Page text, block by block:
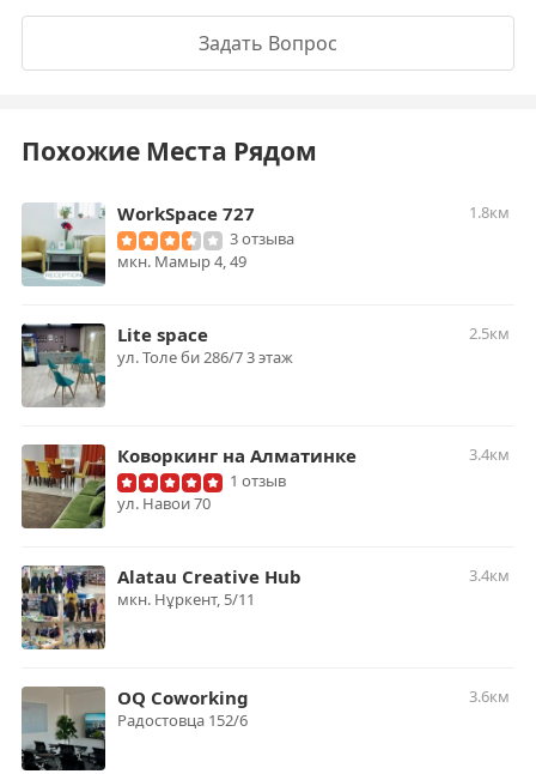
Задать Вопрос
Похожие Места Рядом
WorkSpace 727
1.8км
3 отзыва
​мкн. Мамыр 4, 49
Lite space
2.5км
ул. Толе би 286/7 3 этаж
Коворкинг на Алматинке
3.4км
1 отзыв
ул. Навои 70
Alatau Creative Hub
3.4км
​мкн. Нұркент, 5/11
OQ Coworking
3.6км
Радостовца 152/6